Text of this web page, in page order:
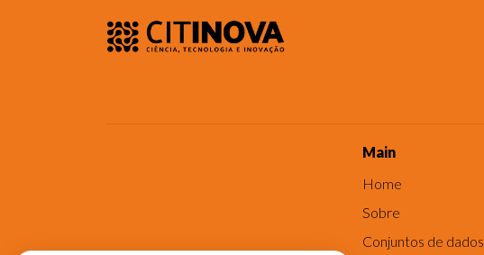
Main
Home
Sobre
Conjuntos de dados